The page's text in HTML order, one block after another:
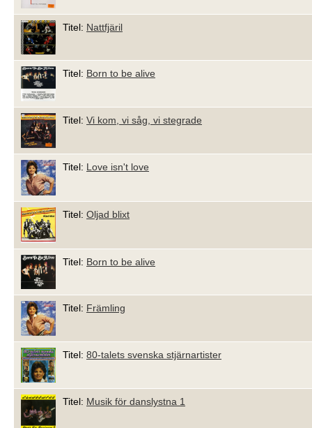
Titel: Nattfjäril
Titel: Born to be alive
Titel: Vi kom, vi såg, vi stegrade
Titel: Love isn't love
Titel: Oljad blixt
Titel: Born to be alive
Titel: Främling
Titel: 80-talets svenska stjärnartister
Titel: Musik för danslystna 1